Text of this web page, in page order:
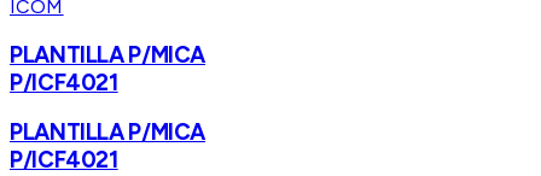
ICOM
PLANTILLA P/MICA
P/ICF4021
PLANTILLA P/MICA
P/ICF4021